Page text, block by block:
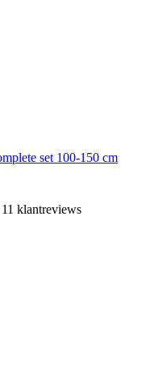
set 100-150 cm
klantreviews